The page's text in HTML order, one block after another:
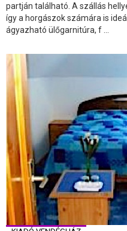
partján található. A szállás
így a horgászok számára is
ágyazható ülőgarnitúra, f ...